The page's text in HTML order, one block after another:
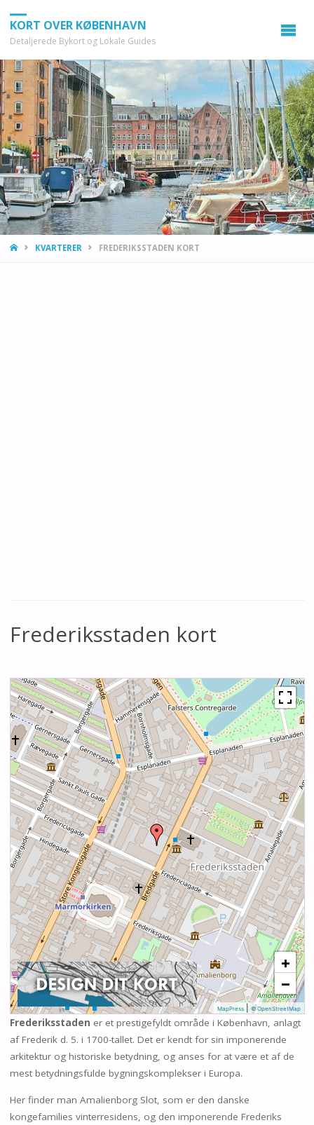
KORT OVER KØBENHAVN
Detaljerede Bykort og Lokale Guides
HOMEKVARTERER FREDERIKSSTADEN KORT
Frederiksstaden kort
+
−
MapPress|© OpenStreetMap
Frederiksstaden er et prestigefyldt område i København, anlagt
af Frederik d. 5. i 1700-tallet. Det er kendt for sin imponerende
arkitektur og historiske betydning, og anses for at være et af de
mest betydningsfulde bygningskomplekser i Europa.
Her finder man Amalienborg Slot, som er den danske
kongefamilies vinterresidens, og den imponerende Frederiks